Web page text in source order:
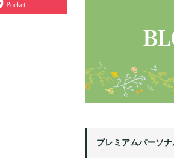
Pocket
プレミアムパーソ